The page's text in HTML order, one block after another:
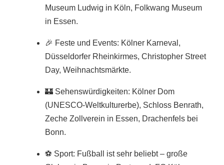
Museum Ludwig in Köln, Folkwang Museum
in Essen.
🎉 Feste und Events: Kölner Karneval,
Düsseldorfer Rheinkirmes, Christopher Street
Day, Weihnachtsmärkte.
🏰 Sehenswürdigkeiten: Kölner Dom
(UNESCO-Weltkulturerbe), Schloss Benrath,
Zeche Zollverein in Essen, Drachenfels bei
Bonn.
⚽ Sport: Fußball ist sehr beliebt – große